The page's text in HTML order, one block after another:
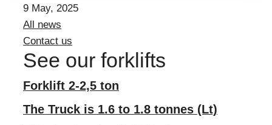
9 May, 2025
All news
Contact us
See our forklifts
Forklift 2-2,5 ton
The Truck is 1.6 to 1.8 tonnes (Lt)